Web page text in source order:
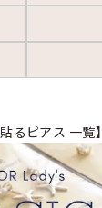
るピアス 一覧】